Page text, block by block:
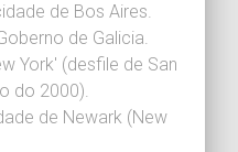
de Bos Aires.
de Galicia.
York' (desfile de San
do 2000).
de Newark (New